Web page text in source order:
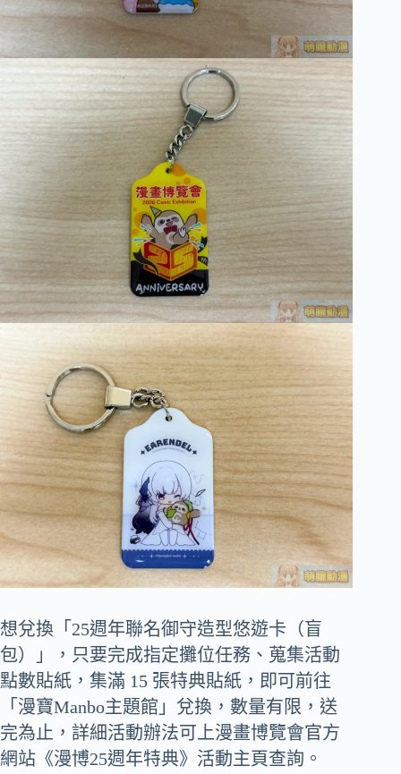
想兌換「25週年聯名御守造型悠遊卡（盲
包）」，只要完成指定攤位任務、蒐集活動
點數貼紙，集滿 15 張特典貼紙，即可前往
「漫寶Manbo主題館」兌換，數量有限，送
完為止，詳細活動辦法可上漫畫博覽會官方
網站《漫博25週年特典》活動主頁查詢。